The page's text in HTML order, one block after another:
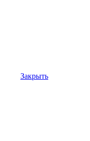
Закрыть